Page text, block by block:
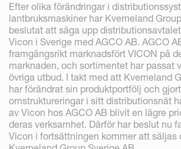
Efter olika förändringar i
lantbruksmaskiner har Kverneland
beslutat att säga upp
Vicon i Sverige med AGCO AB. AGCO
framgångsrikt marknadsfört VICON på
marknaden, och sortimentet har passat
övriga utbud. I takt med att Kverneland
har förändrat sin produktportfölj och gjort
omstruktureringar i sitt distributionsnät
av Vicon hos AGCO AB blivit en lägre
deras verksamhet. Därför har beslut nu
Vicon i fortsättningen kommer att säljas